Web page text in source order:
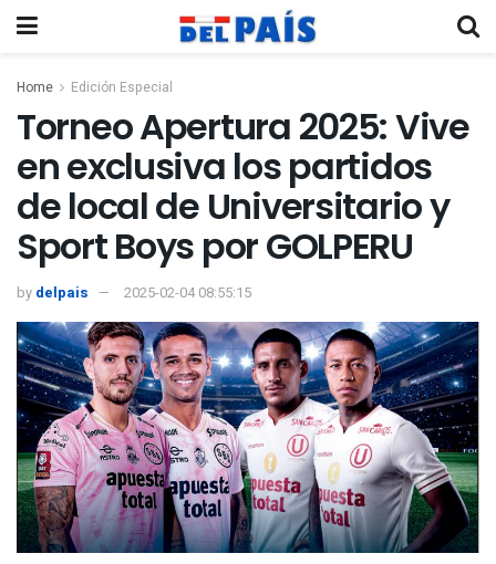
Home Edición Especial
Torneo Apertura 2025: Vive
en exclusiva los partidos
de local de Universitario y
Sport Boys por GOLPERU
by delpais 2025-02-04 08:55:15